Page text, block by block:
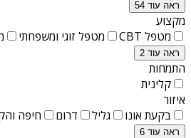
ראה עוד 54
מקצוע
מטפל CBT
מטפל זוגי ומשפחתי
ראה עוד 2
התמחות
קלינית
איזור
בקעת אונו
גליל דרום חיפה
ראה עוד 6